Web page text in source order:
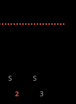
S
S
2
3